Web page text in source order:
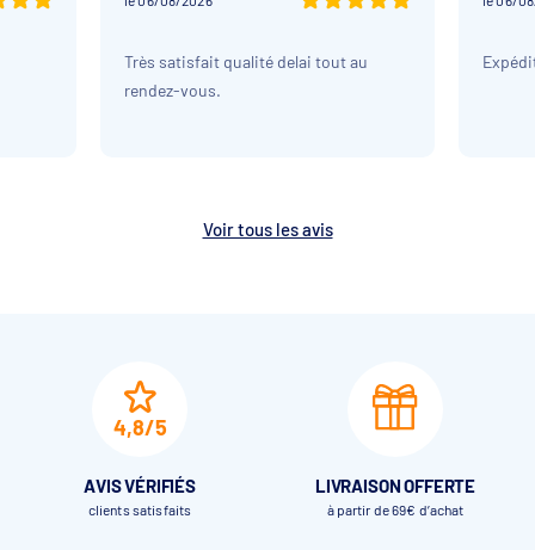
Très satisfait qualité delai tout au
rendez-vous.
Voir tous les avis
4,8/5
AVIS VÉRIFIÉS
clients satisfaits
LIVRAISON OFFERTE
à partir de 69€ d’achat